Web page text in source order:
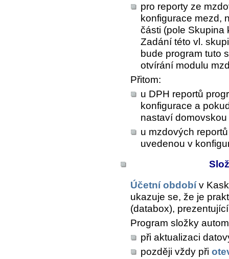
pro reporty ze
konfigurace mezd,
části (pole Skupina
Zadání této vl.
bude program tuto
otvírání modulu
Přitom:
u DPH reportů
konfigurace a
nastaví
u mzdových
uvedenou v
Účetní obdobív
ukazuje se, že je
(databox),
Program složky
při aktualizaci
později vždy při